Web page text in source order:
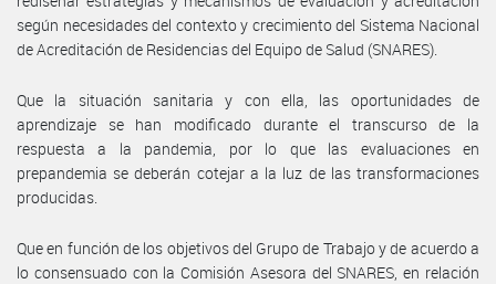
según necesidades del contexto y crecimiento del Sistema Nacional
de Acreditación de Residencias del Equipo de Salud (SNARES).
Que la situación sanitaria y con ella, las oportunidades de
aprendizaje se han modificado durante el transcurso de la
respuesta a la pandemia, por lo que las evaluaciones en
prepandemia se deberán cotejar a la luz de las transformaciones
producidas.
Que en función de los objetivos del Grupo de Trabajo y de acuerdo a
lo consensuado con la Comisión Asesora del SNARES, en relación